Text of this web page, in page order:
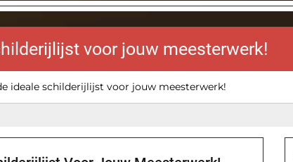
voor jouw meesterwerk!
ideale schilderijlijst voor jouw meesterwerk!